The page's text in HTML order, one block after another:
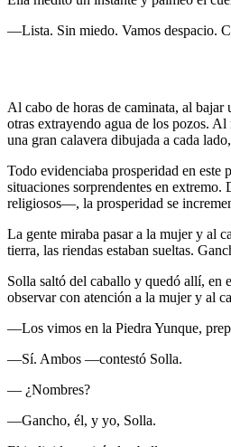
—Lista. Sin miedo. Vamos despacio.
Al cabo de horas de caminata, al bajar
otras extrayendo agua de los pozos.
una gran calavera dibujada a cada
Todo evidenciaba prosperidad en
situaciones sorprendentes en
religiosos—, la prosperidad se
La gente miraba pasar a la mujer y al
tierra, las riendas estaban sueltas.
Solla saltó del caballo y quedó allí, en
observar con atención a la mujer y al
—Los vimos en la Piedra Yunque,
—Sí. Ambos —contestó Solla.
— ¿Nombres?
—Gancho, él, y yo, Solla.